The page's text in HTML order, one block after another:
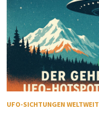
UFO-SICHTUNGEN WELTWEIT